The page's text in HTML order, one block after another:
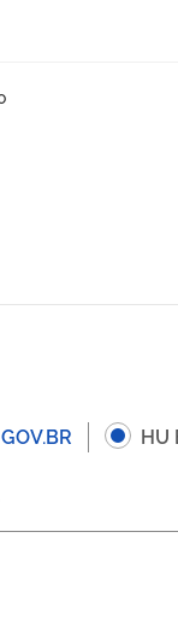
GOV.BR HU